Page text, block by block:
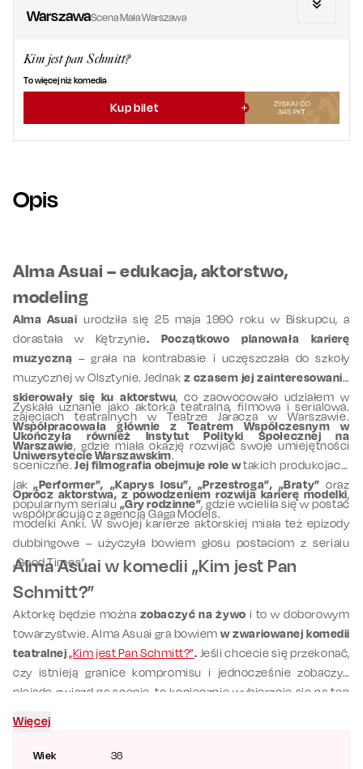
WarszawaScena Mała Warszawa
Kim jest pan Schmitt?
To więcej niż komedia
Kup bilet
ZYSKAJ OD
345 PKT
Opis
Wiek 36
Alma Asuai – edukacja, aktorstwo,
modeling
Alma Asuai urodziła się 25 maja 1990 roku w Biskupcu, a
dorastała w Kętrzynie. Początkowo planowała karierę
muzyczną – grała na kontrabasie i uczęszczała do szkoły
muzycznej w Olsztynie. Jednak z czasem jej zainteresowania
skierowały się ku aktorstwu, co zaowocowało udziałem w
zajęciach teatralnych w Teatrze Jaracza w Warszawie.
Ukończyła również Instytut Polityki Społecznej na
Uniwersytecie Warszawskim.
Zyskała uznanie jako aktorka teatralna, filmowa i serialowa.
Współpracowała głównie z Teatrem Współczesnym w
Warszawie, gdzie miała okazję rozwijać swoje umiejętności
sceniczne.Jej filmografia obejmuje role wtakich produkcjach,
jak„Performer”, „Kaprys losu”, „Przestroga”, „Braty” oraz
popularnym serialu „Gry rodzinne”, gdzie wcieliła się w postać
modelki Anki. W swojej karierze aktorskiej miała też epizody
dubbingowe – użyczyła bowiem głosu postaciom z serialu
„Good Times”.
Oprócz aktorstwa, z powodzeniem rozwija karierę modelki,
współpracując z agencją Gaga Models.
Alma Asuai w komedii „Kim jest Pan
Schmitt?”
Aktorkę będzie można zobaczyć na żywo i to w doborowym
towarzystwie. Alma Asuai gra bowiemw zwariowanej komedii
teatralnej„Kim jest Pan Schmitt?”. Jeśli chcecie się przekonać,
czy istnieją granice kompromisu i jednocześnie zobaczyć
plejadę gwiazd na scenie, to koniecznie wybierzcie się na ten
Zielińskiego,Monikę Krzywkowską,Michała Pielęoraz
Antoniego Pawlickiego
Więcej